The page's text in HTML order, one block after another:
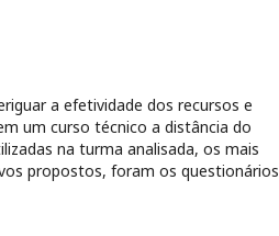
a efetividade dos recursos e
um curso técnico a distância do
na turma analisada, os mais
propostos, foram os questionários